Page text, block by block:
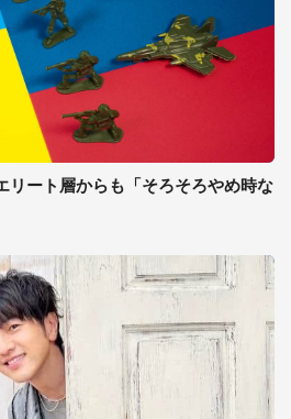
リート層からも「そろそろやめ時な